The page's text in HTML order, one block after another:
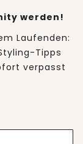
werden!
Laufenden:
Tipps
verpasst